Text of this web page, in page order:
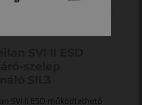
SVI II ESD működtethető